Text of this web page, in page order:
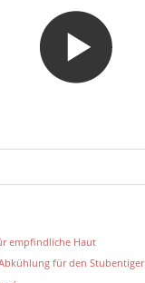
empfindliche Haut
für den Stubentiger